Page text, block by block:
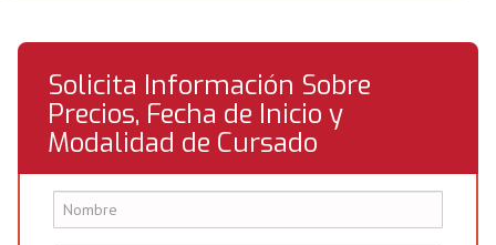
Solicita Información Sobre
Precios, Fecha de Inicio y
Modalidad de Cursado